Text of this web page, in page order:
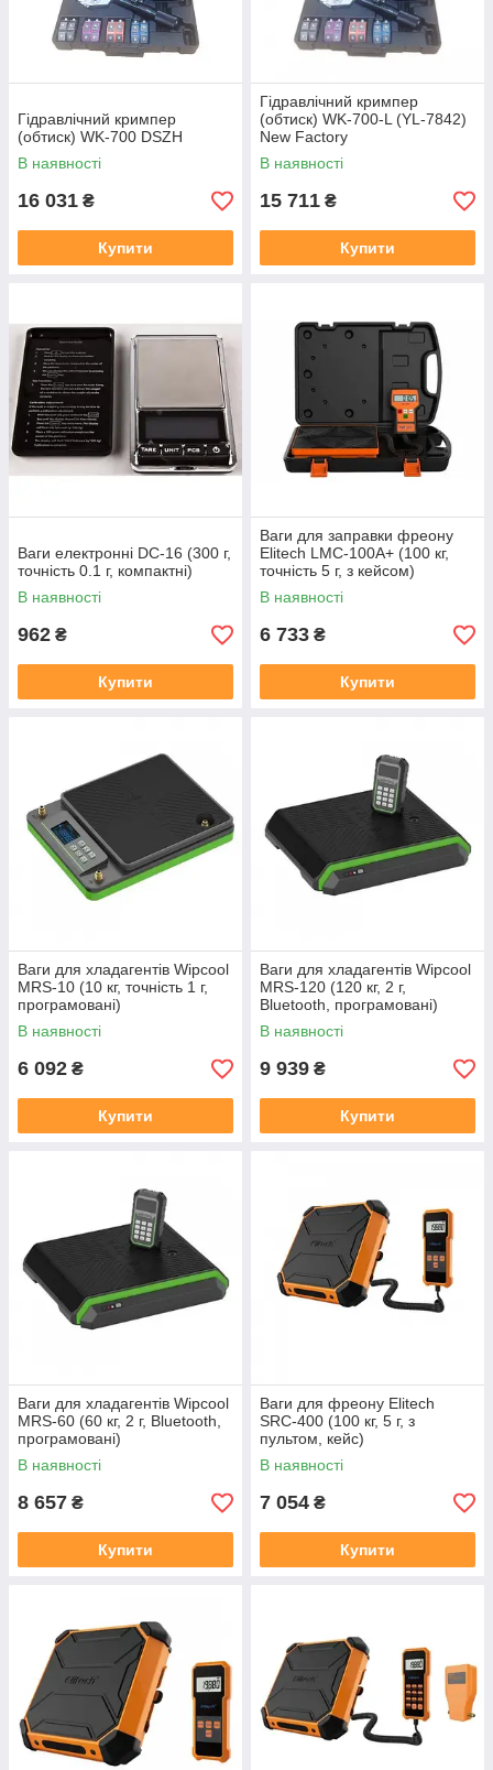
Гідравлічний кримпер
(обтиск) WK-700 DSZH
В наявності
16 031 ₴
Купити
Гідравлічний кримпер
(обтиск) WK-700-L (YL-7842)
New Factory
В наявності
15 711 ₴
Купити
Ваги електронні DC-16 (300 г,
точність 0.1 г, компактні)
В наявності
962 ₴
Купити
Ваги для заправки фреону
Elitech LMC-100A+ (100 кг,
точність 5 г, з кейсом)
В наявності
6 733 ₴
Купити
Ваги для хладагентів Wipcool
MRS-10 (10 кг, точність 1 г,
програмовані)
В наявності
6 092 ₴
Купити
Ваги для хладагентів Wipcool
MRS-120 (120 кг, 2 г,
Bluetooth, програмовані)
В наявності
9 939 ₴
Купити
Ваги для хладагентів Wipcool
MRS-60 (60 кг, 2 г, Bluetooth,
програмовані)
В наявності
8 657 ₴
Купити
Ваги для фреону Elitech
SRC-400 (100 кг, 5 г, з
пультом, кейс)
В наявності
7 054 ₴
Купити